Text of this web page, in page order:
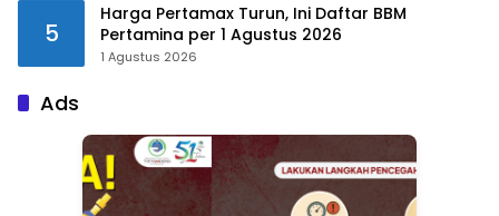
5
Harga Pertamax Turun, Ini Daftar BBM
Pertamina per 1 Agustus 2026
1 Agustus 2026
Ads